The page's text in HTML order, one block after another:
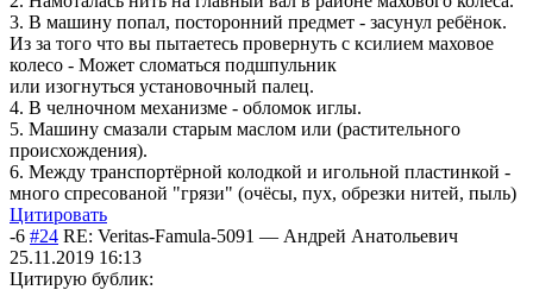
3. В машину попал, посторонний предмет - засунул ребёнок.
Из за того что вы пытаетесь провернуть с ксилием маховое
колесо - Может сломаться подшпульник
или изогнуться установочный палец.
4. В челночном механизме - обломок иглы.
5. Машину смазали старым маслом или (растительного
происхождения).
6. Между транспортёрной колодкой и игольной пластинкой -
много спресованой "грязи" (очёсы, пух, обрезки нитей, пыль)
Цитировать
-6 #24 RE: Veritas-Famula-5091 — Андрей Анатольевич
25.11.2019 16:13
Цитирую бублик: